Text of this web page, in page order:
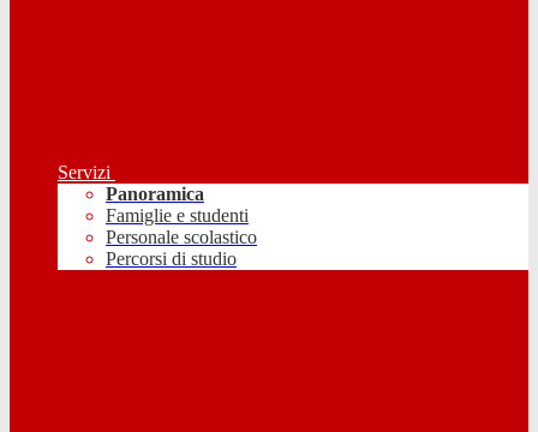
Servizi
Panoramica
Famiglie e studenti
Personale scolastico
Percorsi di studio